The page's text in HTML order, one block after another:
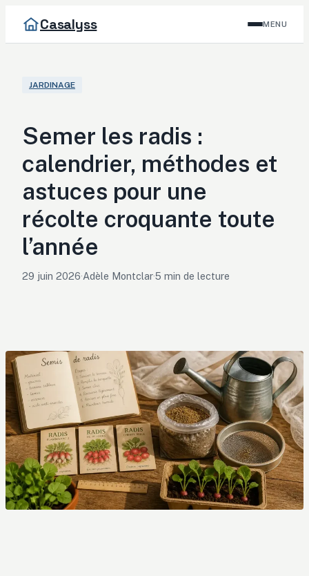
Casalyss MENU
JARDINAGE
Semer les radis :
calendrier, méthodes et
astuces pour une
récolte croquante toute
l’année
29 juin 2026·Adèle Montclar·5 min de lecture